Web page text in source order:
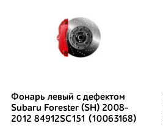
Фонарь левый с дефектом
Subaru Forester (SH) 2008-
2012 84912SC151 (10063168)